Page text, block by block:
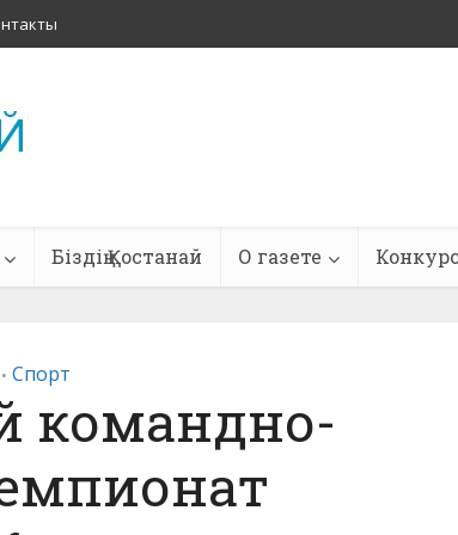
Біздің Қостанай О газете
• Спорт
командно-